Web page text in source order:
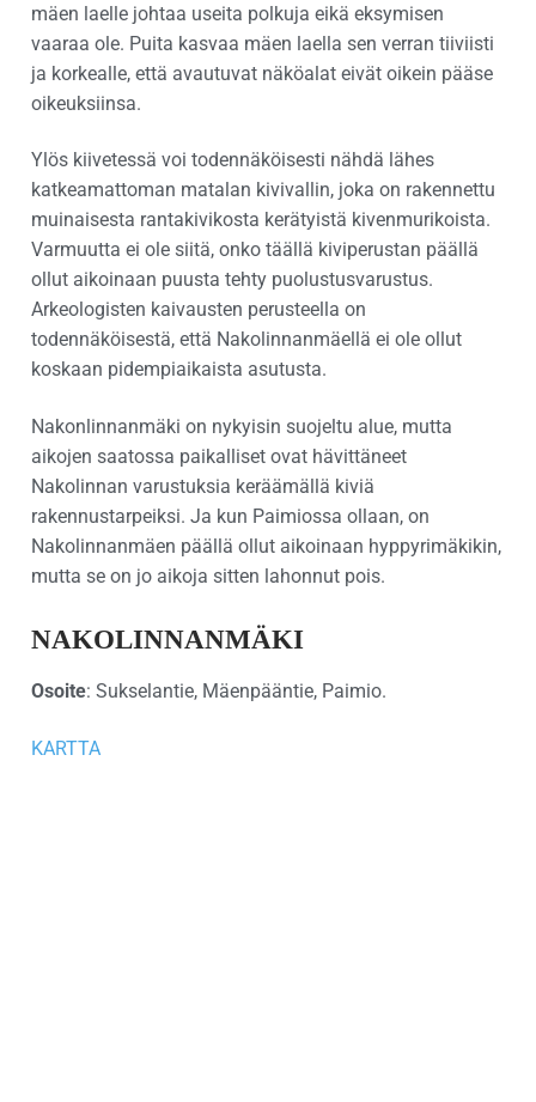
mäen laelle johtaa useita polkuja eikä eksymisen
vaaraa ole. Puita kasvaa mäen laella sen verran tiiviisti
ja korkealle, että avautuvat näköalat eivät oikein pääse
oikeuksiinsa.
Ylös kiivetessä voi todennäköisesti nähdä lähes
katkeamattoman matalan kivivallin, joka on rakennettu
muinaisesta rantakivikosta kerätyistä kivenmurikoista.
Varmuutta ei ole siitä, onko täällä kiviperustan päällä
ollut aikoinaan puusta tehty puolustusvarustus.
Arkeologisten kaivausten perusteella on
todennäköisestä, että Nakolinnanmäellä ei ole ollut
koskaan pidempiaikaista asutusta.
Nakonlinnanmäki on nykyisin suojeltu alue, mutta
aikojen saatossa paikalliset ovat hävittäneet
Nakolinnan varustuksia keräämällä kiviä
rakennustarpeiksi. Ja kun Paimiossa ollaan, on
Nakolinnanmäen päällä ollut aikoinaan hyppyrimäkikin,
mutta se on jo aikoja sitten lahonnut pois.
NAKOLINNANMÄKI
Osoite: Sukselantie, Mäenpääntie, Paimio.
KARTTA